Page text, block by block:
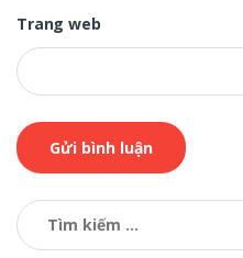
Trang web
Tìm
kiếm
cho: